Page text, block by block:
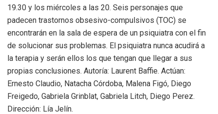
19.30 y los miércoles a las 20. Seis personajes que
padecen trastornos obsesivo-compulsivos (TOC) se
encontrarán en la sala de espera de un psiquiatra con el fin
de solucionar sus problemas. El psiquiatra nunca acudirá a
la terapia y serán ellos los que tengan que llegar a sus
propias conclusiones. Autoría: Laurent Baffie. Actúan:
Ernesto Claudio, Natacha Córdoba, Malena Figó, Diego
Freigedo, Gabriela Grinblat, Gabriela Litch, Diego Perez.
Dirección: Lía Jelín.